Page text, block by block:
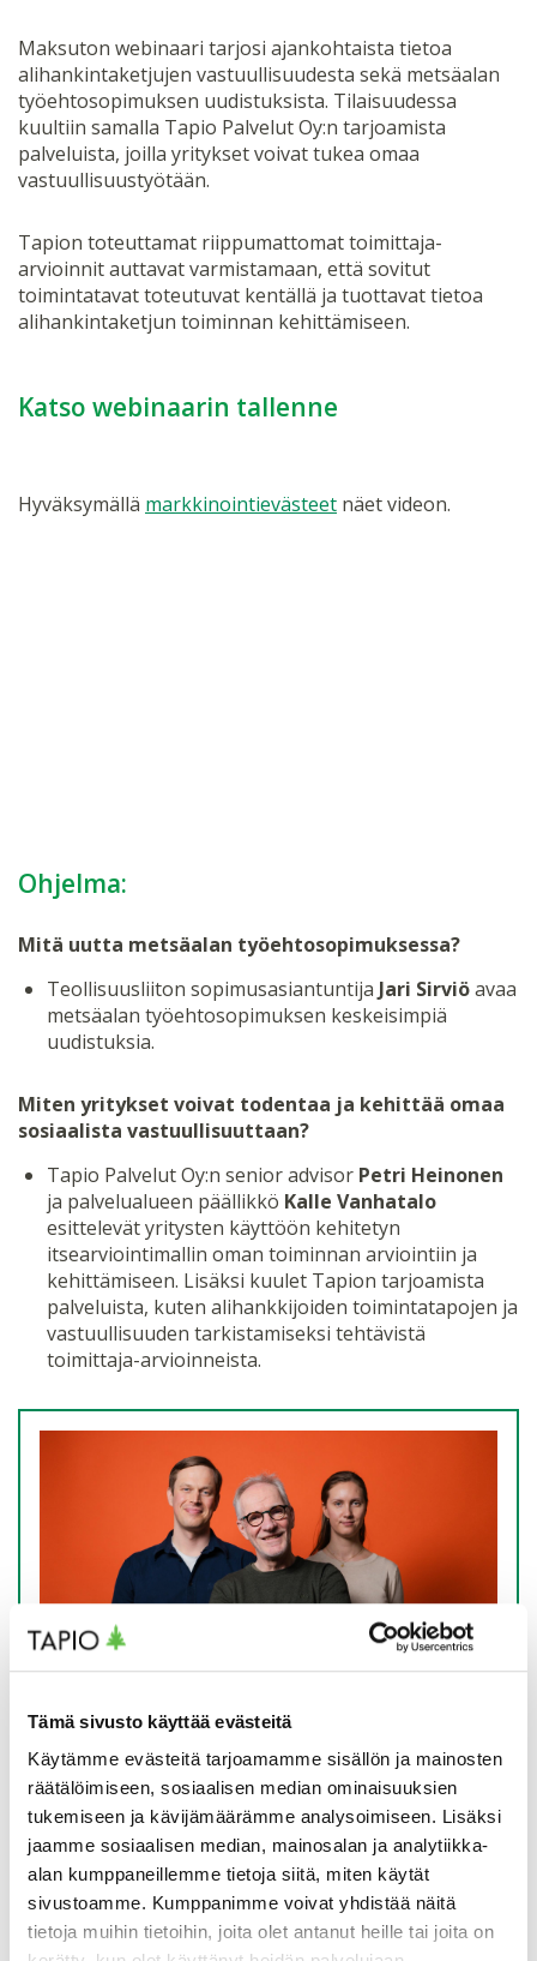
Tämä sivusto käyttää evästeitä
Käytämme evästeitä tarjoamamme sisällön ja mainosten
räätälöimiseen, sosiaalisen median ominaisuuksien
tukemiseen ja kävijämäärämme analysoimiseen. Lisäksi
jaamme sosiaalisen median, mainosalan ja analytiikka-
alan kumppaneillemme tietoja siitä, miten käytät
sivustoamme. Kumppanimme voivat yhdistää näitä
tietoja muihin tietoihin, joita olet antanut heille tai joita on
Maksuton webinaari tarjosi ajankohtaista tietoa
alihankintaketjujen vastuullisuudesta sekä metsäalan
työehtosopimuksen uudistuksista. Tilaisuudessa
kuultiin samalla Tapio Palvelut Oy:n tarjoamista
palveluista, joilla yritykset voivat tukea omaa
vastuullisuustyötään.
Tapion toteuttamat riippumattomat toimittaja-
arvioinnit auttavat varmistamaan, että sovitut
toimintatavat toteutuvat kentällä ja tuottavat tietoa
alihankintaketjun toiminnan kehittämiseen.
Katso webinaarin tallenne
Hyväksymällä markkinointievästeet näet videon.
Ohjelma:
Mitä uutta metsäalan työehtosopimuksessa?
Teollisuusliiton sopimusasiantuntija Jari Sirviöavaa
metsäalan työehtosopimuksen keskeisimpiä
uudistuksia.
Miten yritykset voivat todentaa ja kehittää omaa
sosiaalista vastuullisuuttaan?
Tapio Palvelut Oy:n senior advisor Petri Heinonen
ja palvelualueen päällikkö Kalle Vanhatalo
esittelevät yritysten käyttöön kehitetyn
itsearviointimallin oman toiminnan arviointiin ja
kehittämiseen. Lisäksi kuulet Tapion tarjoamista
palveluista, kuten alihankkijoiden toimintatapojen ja
vastuullisuuden tarkistamiseksi tehtävistä
toimittaja-arvioinneista.
Metsäntuntijat-podcast: Metsäalan
sosiaalinen vastuullisuus rakentuu
arjen teoista
Sosiaalinen vastuullisuus on noussut metsäalalla
vahvasti esiin, eikä syyttä. Metsäntuntijat-
podcastissa keskustellaan siitä, mitä sosiaalinen